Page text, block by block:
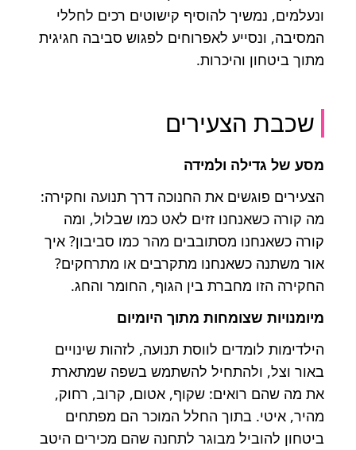
ונעלמים, נמשיך להוסיף קישוטים רכים לחללי
המסיבה, ונסייע לאפרוחים לפגוש סביבה חגיגית
מתוך ביטחון והיכרות.
שכבת הצעירים
מסע של גדילה ולמידה
הצעירים פוגשים את החנוכה דרך תנועה וחקירה:
מה קורה כשאנחנו זזים לאט כמו שבלול, ומה
קורה כשאנחנו מסתובבים מהר כמו סביבון? איך
אור משתנה כשאנחנו מתקרבים או מתרחקים?
החקירה הזו מחברת בין הגוף, החומר והחג.
מיומנויות שצומחות מתוך היומיום
הילדימות לומדים לווסת תנועה, לזהות שינויים
באור וצל, ולהתחיל להשתמש בשפה שמתארת
את מה שהם רואים: שקוף, אטום, קרוב, רחוק,
מהיר, איטי. בתוך החלל המוכר הם מפתחים
ביטחון להוביל מבוגר לתחנה שהם מכירים היטב